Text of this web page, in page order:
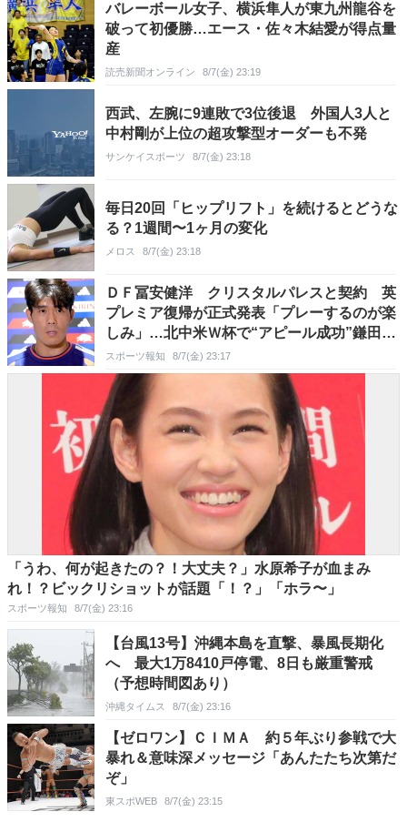
バレーボール女子、横浜隼人が東九州龍谷を
破って初優勝…エース・佐々木結愛が得点量
産
読売新聞オンライン 8/7(金) 23:19
西武、左腕に9連敗で3位後退 外国人3人と
中村剛が上位の超攻撃型オーダーも不発
サンケイスポーツ 8/7(金) 23:18
毎日20回「ヒップリフト」を続けるとどうな
る？1週間〜1ヶ月の変化
メロス 8/7(金) 23:18
ＤＦ冨安健洋 クリスタルパレスと契約 英
プレミア復帰が正式発表「プレーするのが楽
しみ」…北中米Ｗ杯で“アピール成功”鎌田大
地と同僚に
スポーツ報知 8/7(金) 23:17
「うわ、何が起きたの？！大丈夫？」水原希子が血まみ
れ！？ビックリショットが話題「！？」「ホラ〜」
スポーツ報知 8/7(金) 23:16
【台風13号】沖縄本島を直撃、暴風長期化
へ 最大1万8410戸停電、8日も厳重警戒
（予想時間図あり）
沖縄タイムス 8/7(金) 23:16
【ゼロワン】ＣＩＭＡ 約５年ぶり参戦で大
暴れ＆意味深メッセージ「あんたたち次第だ
ぞ」
東スポWEB 8/7(金) 23:15